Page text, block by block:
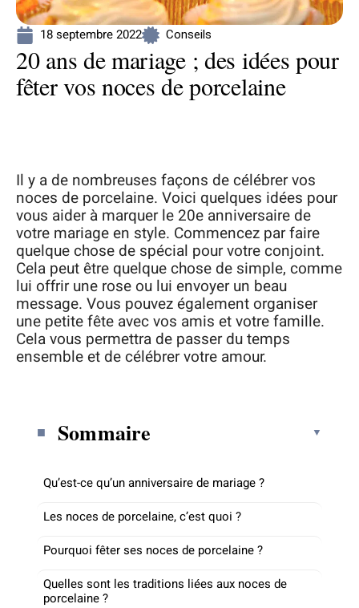
18 septembre 2022 Conseils
20 ans de mariage ; des idées pour
fêter vos noces de porcelaine
Il y a de nombreuses façons de célébrer vos
noces de porcelaine. Voici quelques idées pour
vous aider à marquer le 20e anniversaire de
votre mariage en style. Commencez par faire
quelque chose de spécial pour votre conjoint.
Cela peut être quelque chose de simple, comme
lui offrir une rose ou lui envoyer un beau
message. Vous pouvez également organiser
une petite fête avec vos amis et votre famille.
Cela vous permettra de passer du temps
ensemble et de célébrer votre amour.
Sommaire
Qu’est-ce qu’un anniversaire de mariage ?
Les noces de porcelaine, c’est quoi ?
Pourquoi fêter ses noces de porcelaine ?
Quelles sont les traditions liées aux noces de
porcelaine ?